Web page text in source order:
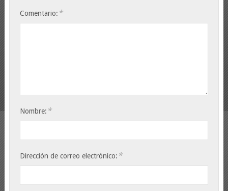
Comentario: *
Nombre: *
Dirección de correo electrónico: *